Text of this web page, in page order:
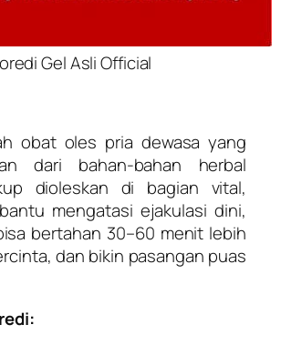
Gel Asli Official
obat oles pria dewasa yang
dari bahan-bahan herbal
dioleskan di bagian vital,
mengatasi ejakulasi dini,
bertahan 30–60 menit lebih
dan bikin pasangan puas